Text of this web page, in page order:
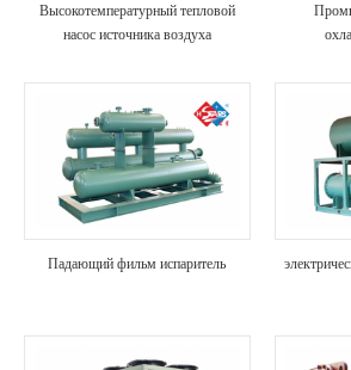
Высокотемпературный тепловой
насос источника воздуха
Падающий фильм испаритель